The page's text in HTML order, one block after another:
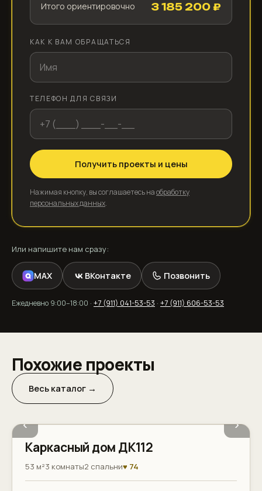
MAX ВКонтакте Позвонить
+7 (911) 041-53-53 +7 (911) 606-53-53
Итого ориентировочно
3 185 200 ₽
КАК К ВАМ ОБРАЩАТЬСЯ
ТЕЛЕФОН ДЛЯ СВЯЗИ
Получить проекты и цены
Нажимая кнопку, вы соглашаетесь наобработку
персональных данных.
Похожие проекты
Весь каталог →
‹ ›
Каркасный дом ДК112
53 м²3 комнаты2 спальни♥ 74